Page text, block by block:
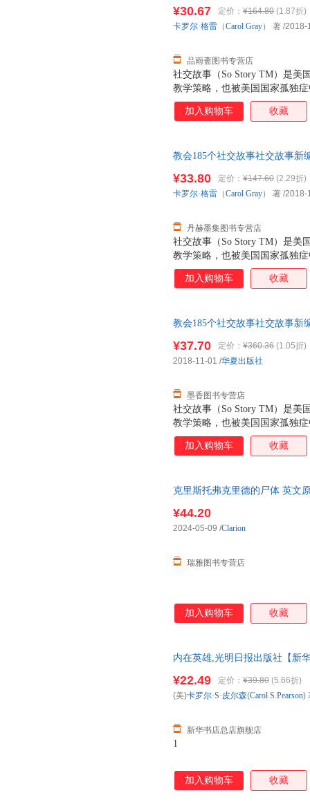
卡罗尔还在《社交故事新编》
教育者及家长可以依此编写符
社交故事（So Story TM）是美
教学策略，也被美国国家孤独
针对孤独症儿童核心问题之一
开干预，在写故事和说故事的
编》作为十五周年增订纪念版
卡罗尔还在《社交故事新编》
教育者及家长可以依此编写符
¥30.67 定价： ¥164.80 (1.87折)
品雨斋图书专营店
卡罗尔·格雷 （Carol Gray） 著 /2018-
加入购物车 收藏
教会185个社交故事社交故事新
社交故事（So Story TM）是美
教学策略，也被美国国家孤独
针对孤独症儿童核心问题之一
开干预，在写故事和说故事的
编》作为十五周年增订纪念版
卡罗尔还在《社交故事新编》
教育者及家长可以依此编写符
¥33.80 定价： ¥147.60 (2.29折)
丹赫墨集图书专营店
卡罗尔·格雷 （Carol Gray） 著 /2018-
加入购物车 收藏
教会185个社交故事社交故事新
子发票！
社交故事（So Story TM）是美
教学策略，也被美国国家孤独
针对孤独症儿童核心问题之一
开干预，在写故事和说故事的
编》作为十五周年增订纪念版
卡罗尔还在《社交故事新编》
教育者及家长可以依此编写符
¥37.70 定价： ¥360.36 (1.05折)
墨香图书专营店
2018-11-01 /华夏出版社
加入购物车 收藏
克里斯托弗克里德的尸体 英文
¥44.20
瑞雅图书专营店
2024-05-09 /Clarion
加入购物车 收藏
内在英雄,光明日报出版社【新
1
¥22.49 定价： ¥39.80 (5.66折)
新华书店总店旗舰店
(美)卡罗尔·S·皮尔森(Carol S.Pearson)
加入购物车 收藏